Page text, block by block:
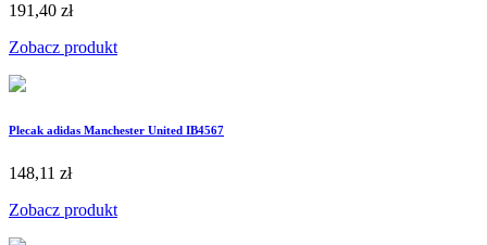
191,40 zł
Zobacz produkt
Plecak adidas Manchester United IB4567
148,11 zł
Zobacz produkt